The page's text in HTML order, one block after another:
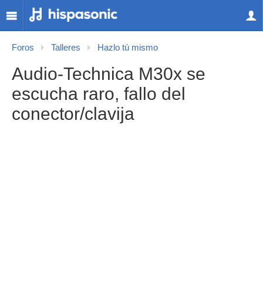
Foros Talleres Hazlo tú mismo
Audio-Technica M30x se
escucha raro, fallo del
conector/clavija